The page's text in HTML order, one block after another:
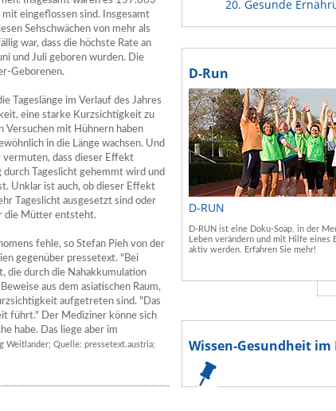
eingeflossen sind. Insgesamt
Sehschwächen von mehr als
war, dass die höchste Rate an
und Juli geboren wurden. Die
Geborenen.
Tageslänge im Verlauf des Jahres
eine starke Kurzsichtigkeit zu
Versuchen mit Hühnern haben
in die Länge wachsen. Und
vermuten, dass dieser Effekt
Tageslicht gehemmt wird und
Unklar ist auch, ob dieser Effekt
Tageslicht ausgesetzt sind oder
die Mütter entsteht.
fehle, so Stefan Pieh von der
gegenüber pressetext. "Bei
die durch die Nahakkumulation
aus dem asiatischen Raum,
aufgetreten sind. "Das
führt." Der Mediziner könne sich
habe. Das liege aber im
Weitlander; Quelle: pressetext.austria;
Gesunde
D-Run
D-RUN
D-RUN ist eine Doku-Soap, in der
Leben verändern und mit Hilfe eines
aktiv werden. Erfahren Sie mehr!
Wissen-Gesundheit im